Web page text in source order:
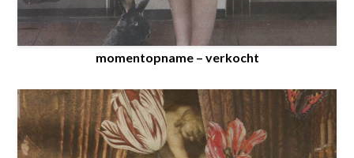
momentopname – verkocht